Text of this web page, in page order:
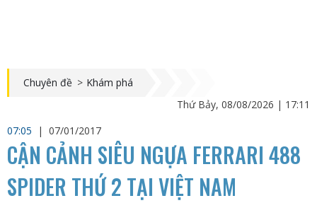
Chuyên đề > Khám phá
Thứ Bảy, 08/08/2026 | 17:11
07:05
| 07/01/2017
CẬN CẢNH SIÊU NGỰA FERRARI 488
SPIDER THỨ 2 TẠI VIỆT NAM